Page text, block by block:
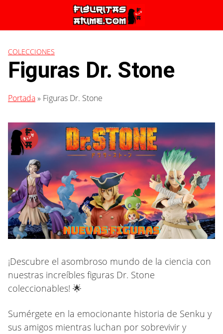
contenido
COLECCIONES
Figuras Dr. Stone
Portada» Figuras Dr. Stone
¡Descubre el asombroso mundo de la ciencia con
nuestras increíbles figuras Dr. Stone
coleccionables! 🌟
Sumérgete en la emocionante historia de Senku y
sus amigos mientras luchan por sobrevivir y